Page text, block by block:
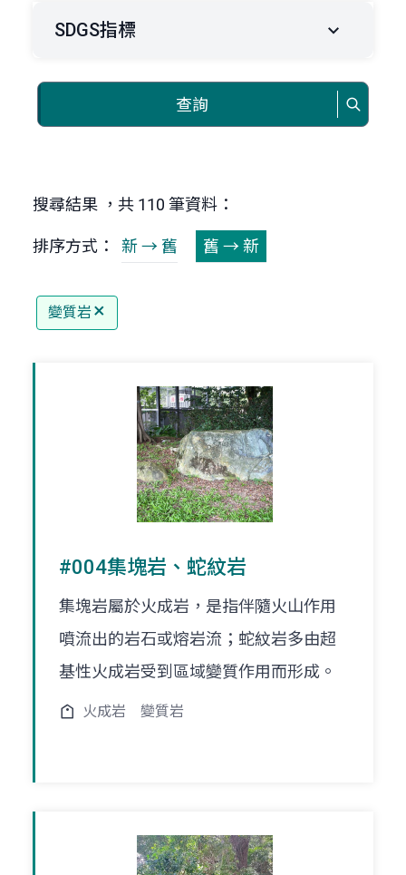
SDGS指標
查詢
搜尋結果 ，共 110 筆資料：
排序方式： 新 → 舊 舊 → 新
變質岩
#004集塊岩、蛇紋岩
集塊岩屬於火成岩，是指伴隨火山作用
噴流出的岩石或熔岩流；蛇紋岩多由超
基性火成岩受到區域變質作用而形成。
火成岩 變質岩